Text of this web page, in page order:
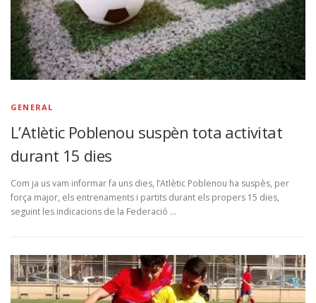
GENERAL
L’Atlètic Poblenou suspèn tota activitat
durant 15 dies
Com ja us vam informar fa uns dies, l’Atlètic Poblenou ha suspès, per
força major, els entrenaments i partits durant els propers 15 dies,
seguint les indicacions de la Federació …